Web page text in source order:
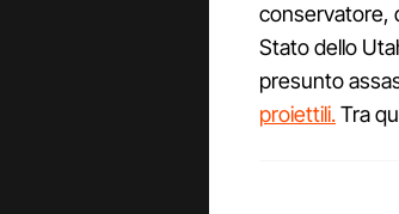
conservatore,
Stato dello
presunto
proiettili.Tra